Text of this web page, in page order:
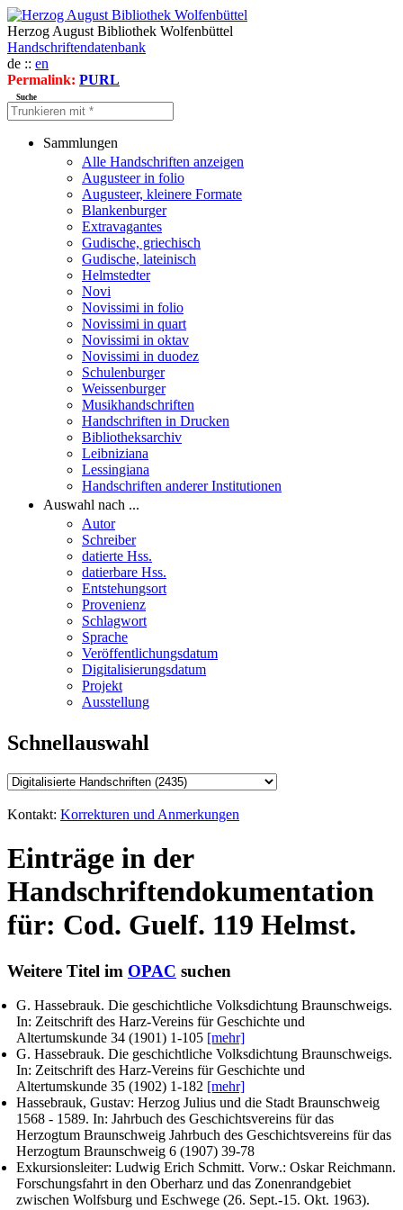
Herzog August Bibliothek Wolfenbüttel
Handschriftendatenbank
de :: en
Permalink: PURL
Suche
Sammlungen
Alle Handschriften anzeigen
Augusteer in folio
Augusteer, kleinere Formate
Blankenburger
Extravagantes
Gudische, griechisch
Gudische, lateinisch
Helmstedter
Novi
Novissimi in folio
Novissimi in quart
Novissimi in oktav
Novissimi in duodez
Schulenburger
Weissenburger
Musikhandschriften
Handschriften in Drucken
Bibliotheksarchiv
Leibniziana
Lessingiana
Handschriften anderer Institutionen
Auswahl nach ...
Autor
Schreiber
datierte Hss.
datierbare Hss.
Entstehungsort
Provenienz
Schlagwort
Sprache
Veröffentlichungsdatum
Digitalisierungsdatum
Projekt
Ausstellung
Schnellauswahl
Kontakt: Korrekturen und Anmerkungen
Einträge in der
Handschriftendokumentation
für: Cod. Guelf. 119 Helmst.
Weitere Titel im OPAC suchen
G. Hassebrauk. Die geschichtliche Volksdichtung Braunschweigs.
In: Zeitschrift des Harz-Vereins für Geschichte und
Altertumskunde 34 (1901) 1-105 [mehr]
G. Hassebrauk. Die geschichtliche Volksdichtung Braunschweigs.
In: Zeitschrift des Harz-Vereins für Geschichte und
Altertumskunde 35 (1902) 1-182 [mehr]
Hassebrauk, Gustav: Herzog Julius und die Stadt Braunschweig
1568 - 1589. In: Jahrbuch des Geschichtsvereins für das
Herzogtum Braunschweig Jahrbuch des Geschichtsvereins für das
Herzogtum Braunschweig 6 (1907) 39-78
Exkursionsleiter: Ludwig Erich Schmitt. Vorw.: Oskar Reichmann.
Forschungsfahrt in den Oberharz und das Zonenrandgebiet
zwischen Wolfsburg und Eschwege (26. Sept.-15. Okt. 1963).